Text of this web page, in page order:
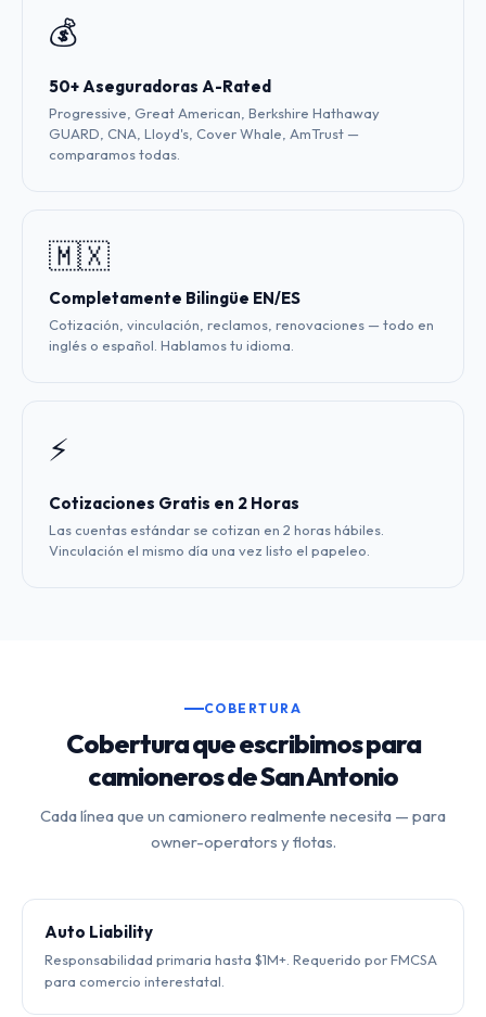
💰
50+ Aseguradoras A-Rated
Progressive, Great American, Berkshire Hathaway
GUARD, CNA, Lloyd's, Cover Whale, AmTrust —
comparamos todas.
🇲🇽
Completamente Bilingüe EN/ES
Cotización, vinculación, reclamos, renovaciones — todo en
inglés o español. Hablamos tu idioma.
⚡
Cotizaciones Gratis en 2 Horas
Las cuentas estándar se cotizan en 2 horas hábiles.
Vinculación el mismo día una vez listo el papeleo.
COBERTURA
Cobertura que escribimos para
camioneros de San Antonio
Cada línea que un camionero realmente necesita — para
owner-operators y flotas.
Auto Liability
Responsabilidad primaria hasta $1M+. Requerido por FMCSA
para comercio interestatal.